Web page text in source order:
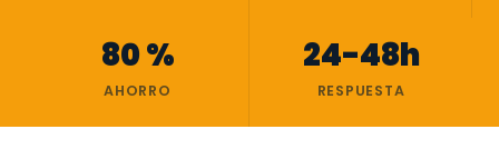
80 %
AHORRO
24-48h
RESPUESTA